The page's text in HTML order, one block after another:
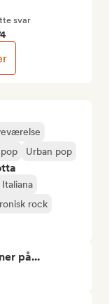
Urban pop
rock
på...
svar